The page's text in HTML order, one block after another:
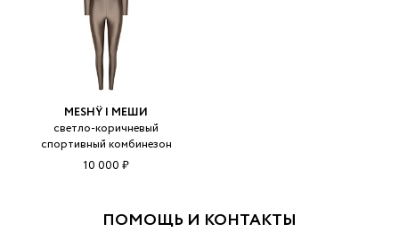
MESHŸ | МЕШИ
светло-коричневый
спортивный комбинезон
10 000 ₽
ПОМОЩЬ И КОНТАКТЫ